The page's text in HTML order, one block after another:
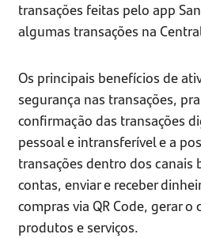
transações feitas pelo app
algumas transações na
Os principais benefícios de
segurança nas transações,
confirmação das transações
pessoal e intransferível e a
transações dentro dos canais
contas, enviar e receber
compras via QR Code, gerar
produtos e serviços.